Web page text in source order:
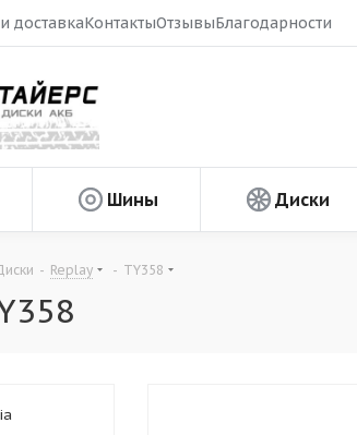
доставкаКонтактыОтзывыБлагодарности
Шины Диски
- Replay - TY358